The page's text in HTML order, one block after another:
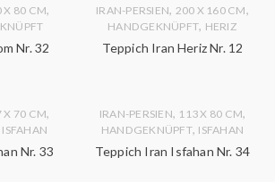
X 80 CM,
Nr. 32
IRAN-PERSIEN, 200 X 160 CM,
HANDGEKNÜPFT, HERIZ
Teppich Iran Heriz Nr. 12
X 70 CM,
ISFAHAN
Nr. 33
IRAN-PERSIEN, 113 X 80 CM,
HANDGEKNÜPFT, ISFAHAN
Teppich Iran Isfahan Nr. 34